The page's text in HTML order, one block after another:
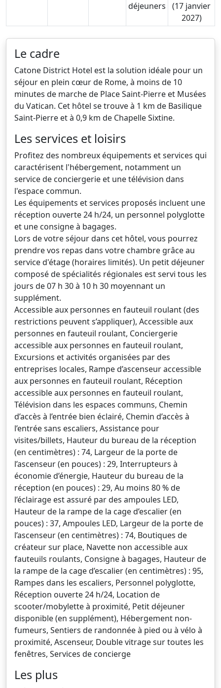
déjeuners
(17 janvier
2027)
Le cadre
Catone District Hotel est la solution idéale pour un
séjour en plein cœur de Rome, à moins de 10
minutes de marche de Place Saint-Pierre et Musées
du Vatican. Cet hôtel se trouve à 1 km de Basilique
Saint-Pierre et à 0,9 km de Chapelle Sixtine.
Les services et loisirs
Profitez des nombreux équipements et services qui
caractérisent l'hébergement, notamment un
service de conciergerie et une télévision dans
l'espace commun.
Les équipements et services proposés incluent une
réception ouverte 24 h/24, un personnel polyglotte
et une consigne à bagages.
Lors de votre séjour dans cet hôtel, vous pourrez
prendre vos repas dans votre chambre grâce au
service d'étage (horaires limités). Un petit déjeuner
composé de spécialités régionales est servi tous les
jours de 07 h 30 à 10 h 30 moyennant un
supplément.
Accessible aux personnes en fauteuil roulant (des
restrictions peuvent s’appliquer), Accessible aux
personnes en fauteuil roulant, Conciergerie
accessible aux personnes en fauteuil roulant,
Excursions et activités organisées par des
entreprises locales, Rampe d’ascenseur accessible
aux personnes en fauteuil roulant, Réception
accessible aux personnes en fauteuil roulant,
Télévision dans les espaces communs, Chemin
d’accès à l’entrée bien éclairé, Chemin d’accès à
l’entrée sans escaliers, Assistance pour
visites/billets, Hauteur du bureau de la réception
(en centimètres) : 74, Largeur de la porte de
l’ascenseur (en pouces) : 29, Interrupteurs à
économie d’énergie, Hauteur du bureau de la
réception (en pouces) : 29, Au moins 80 % de
l’éclairage est assuré par des ampoules LED,
Hauteur de la rampe de la cage d’escalier (en
pouces) : 37, Ampoules LED, Largeur de la porte de
l’ascenseur (en centimètres) : 74, Boutiques de
créateur sur place, Navette non accessible aux
fauteuils roulants, Consigne à bagages, Hauteur de
la rampe de la cage d’escalier (en centimètres) : 95,
Rampes dans les escaliers, Personnel polyglotte,
Réception ouverte 24 h/24, Location de
scooter/mobylette à proximité, Petit déjeuner
disponible (en supplément), Hébergement non-
fumeurs, Sentiers de randonnée à pied ou à vélo à
proximité, Ascenseur, Double vitrage sur toutes les
fenêtres, Services de concierge
Les plus